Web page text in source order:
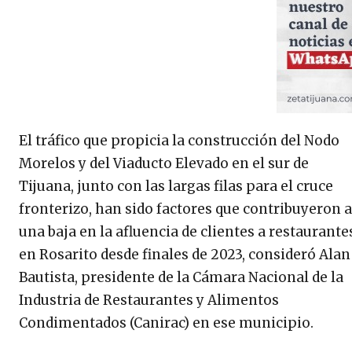
El tráfico que propicia la construcción del Nodo
Morelos y del Viaducto Elevado en el sur de
Tijuana, junto con las largas filas para el cruce
fronterizo, han sido factores que contribuyeron a
una baja en la afluencia de clientes a
en Rosarito desde finales de 2023, consideró Alan
Bautista, presidente de la Cámara Nacional de la
Industria de Restaurantes y Alimentos
Condimentados (Canirac) en ese municipio.